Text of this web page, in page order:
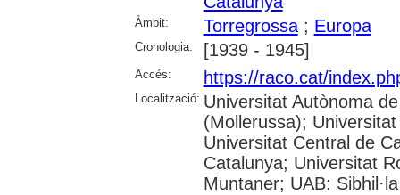
Àmbit: Torregrossa; Europa
Cronologia: [1939 - 1945]
Accés: https://raco.cat/
Localització: Universitat Autònoma
(Mollerussa);
Universitat Central de
Catalunya; Universitat
Muntaner; UAB: Sibhil·la